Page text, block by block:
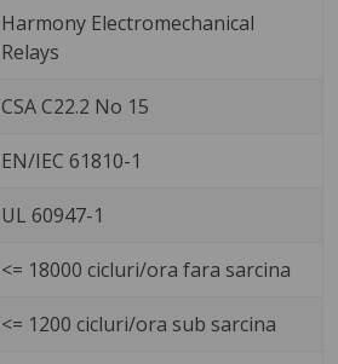
Harmony Electromechanical
Relays
CSA C22.2 No 15
EN/IEC 61810-1
UL 60947-1
<= 18000 cicluri/ora fara sarcina
<= 1200 cicluri/ora sub sarcina